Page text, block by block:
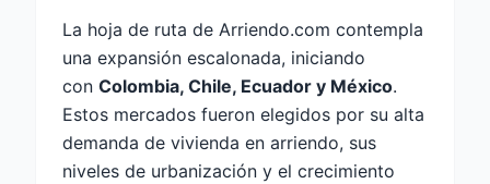
La hoja de ruta de Arriendo.com contempla
una expansión escalonada, iniciando
con Colombia, Chile, Ecuador y México.
Estos mercados fueron elegidos por su alta
demanda de vivienda en arriendo, sus
niveles de urbanización y el crecimiento